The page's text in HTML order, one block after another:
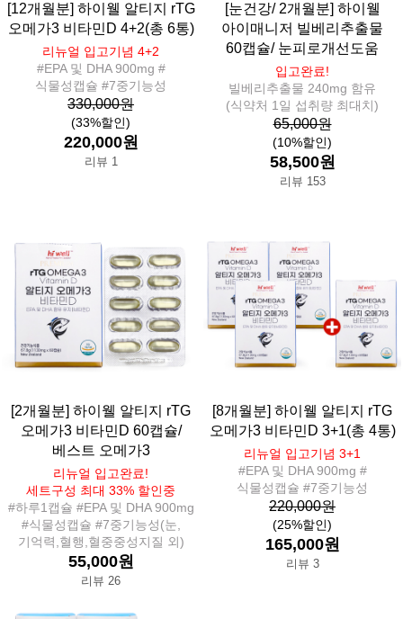
[12개월분] 하이웰 알티지 rTG
오메가3 비타민D 4+2(총 6통)
리뉴얼 입고기념 4+2
#EPA 및 DHA 900mg #
식물성캡슐 #7중기능성
330,000원
(33%할인)
220,000원
리뷰 1
[눈건강/ 2개월분] 하이웰
아이매니저 빌베리추출물
60캡슐/ 눈피로개선도움
입고완료!
빌베리추출물 240mg 함유
(식약처 1일 섭취량 최대치)
65,000원
(10%할인)
58,500원
리뷰 153
[2개월분] 하이웰 알티지 rTG
오메가3 비타민D 60캡슐/
베스트 오메가3
리뉴얼 입고완료!
세트구성 최대 33% 할인중
#하루1캡슐 #EPA 및 DHA 900mg
#식물성캡슐 #7중기능성(눈,
기억력,혈행,혈중중성지질 외)
55,000원
리뷰 26
[8개월분] 하이웰 알티지 rTG
오메가3 비타민D 3+1(총 4통)
리뉴얼 입고기념 3+1
#EPA 및 DHA 900mg #
식물성캡슐 #7중기능성
220,000원
(25%할인)
165,000원
리뷰 3